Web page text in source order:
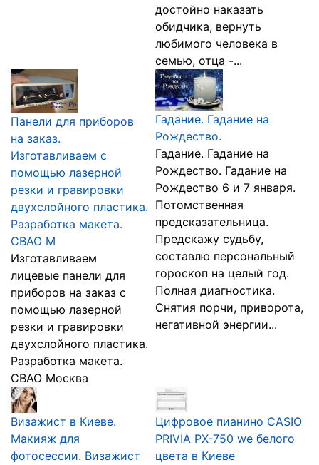
достойно наказать
обидчика, вернуть
любимого человека в
семью, отца -...
Панели для приборов
на заказ.
Изготавливаем с
помощью лазерной
резки и гравировки
двухслойного пластика.
Разработка макета.
СВАО М
Изготавливаем
лицевые панели для
приборов на заказ с
помощью лазерной
резки и гравировки
двухслойного пластика.
Разработка макета.
СВАО Москва
Гадание. Гадание на
Рождество.
Гадание. Гадание на
Рождество. Гадание на
Рождество 6 и 7 января.
Потомственная
предсказательница.
Предскажу судьбу,
составлю персональный
гороскоп на целый год.
Полная диагностика.
Снятия порчи, приворота,
негативной энергии...
Визажист в Киеве.
Макияж для
фотосессии. Визажист
Цифровое пианино CASIO
PRIVIA PX-750 we белого
цвета в Киеве